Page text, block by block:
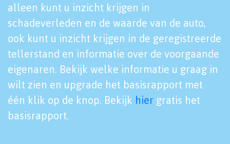
alleen kunt u inzicht krijgen in
schadeverleden en de waarde van de auto,
ook kunt u inzicht krijgen in de geregistreerde
tellerstand en informatie over de voorgaande
eigenaren. Bekijk welke informatie u graag in
wilt zien en upgrade het basisrapport met
één klik op de knop. Bekijk hier gratis het
basisrapport.